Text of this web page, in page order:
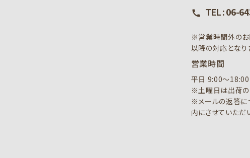
call TEL : 06-
※営業時間外のお
以降の対応となり
営業時間
平日 9:00～18:00
※土曜日は出荷の
※メールの返答に
内にさせていただ